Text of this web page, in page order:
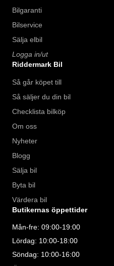
Bilgaranti
Bilservice
Sälja elbil
Logga in/ut
Riddermark Bil
Så går köpet till
Så säljer du din bil
Checklista bilköp
Om oss
Nyheter
Blogg
Sälja bil
Byta bil
Värdera bil
Butikernas öppettider
Mån-fre: 09:00-19:00
Lördag: 10:00-18:00
Söndag: 10:00-16:00